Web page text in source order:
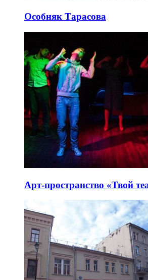
Особняк Тарасова
Арт-пространство «Твой